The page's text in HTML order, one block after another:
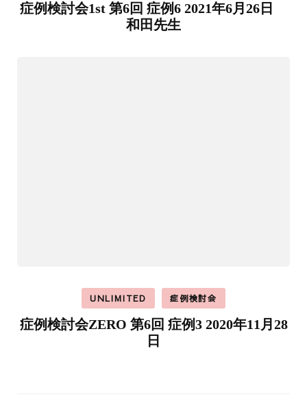
症例検討会1st 第6回 症例6 2021年6月26日
和田先生
UNLIMITED 症例検討会
症例検討会ZERO 第6回 症例3 2020年11月28
日